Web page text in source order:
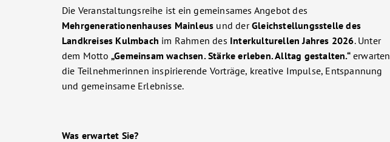
Die Veranstaltungsreihe ist ein gemeinsames Angebot des
Mehrgenerationenhauses Mainleus und derGleichstellungsstelle des
Landkreises Kulmbach im Rahmen des Interkulturellen Jahres 2026. Unter
dem Motto „Gemeinsam wachsen. Stärke erleben. Alltag gestalten.“erwarten
die Teilnehmerinnen inspirierende Vorträge, kreative Impulse, Entspannung
und gemeinsame Erlebnisse.
Was erwartet Sie?